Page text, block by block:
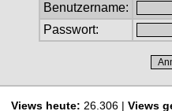
Benutzername:
Passwort:
Views heute: 26.306 | Views